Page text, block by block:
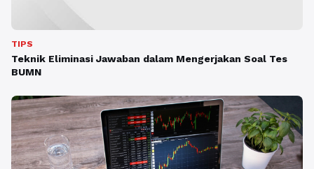
TIPS
Teknik Eliminasi Jawaban dalam Mengerjakan Soal Tes
BUMN